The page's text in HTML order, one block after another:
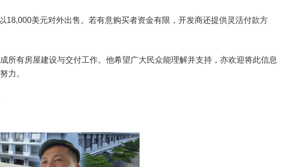
美元对外出售。若有意购买者资金有限，开发商还提供灵活付款方
有房屋建设与交付工作。他希望广大民众能理解并支持，亦欢迎将此信息
力。